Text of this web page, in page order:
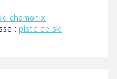
chamonix
: piste de ski